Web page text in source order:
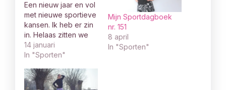
Een nieuw jaar en vol
met nieuwe sportieve
kansen. Ik heb er zin
in. Helaas zitten we
nog steeds in
lockdown, dus
niet in. Gelukkig ben
ik goed in staat om
14 januari
In "Sporten"
Mijn Sportdagboek
nr. 151
8 april
In "Sporten"